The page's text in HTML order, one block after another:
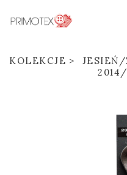
KOLEKCJE
2014/